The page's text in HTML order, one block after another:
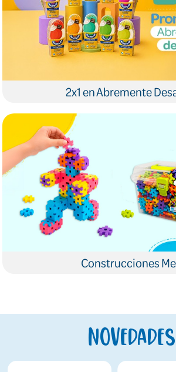
2x1 en Abremente
Construcciones
Novedades